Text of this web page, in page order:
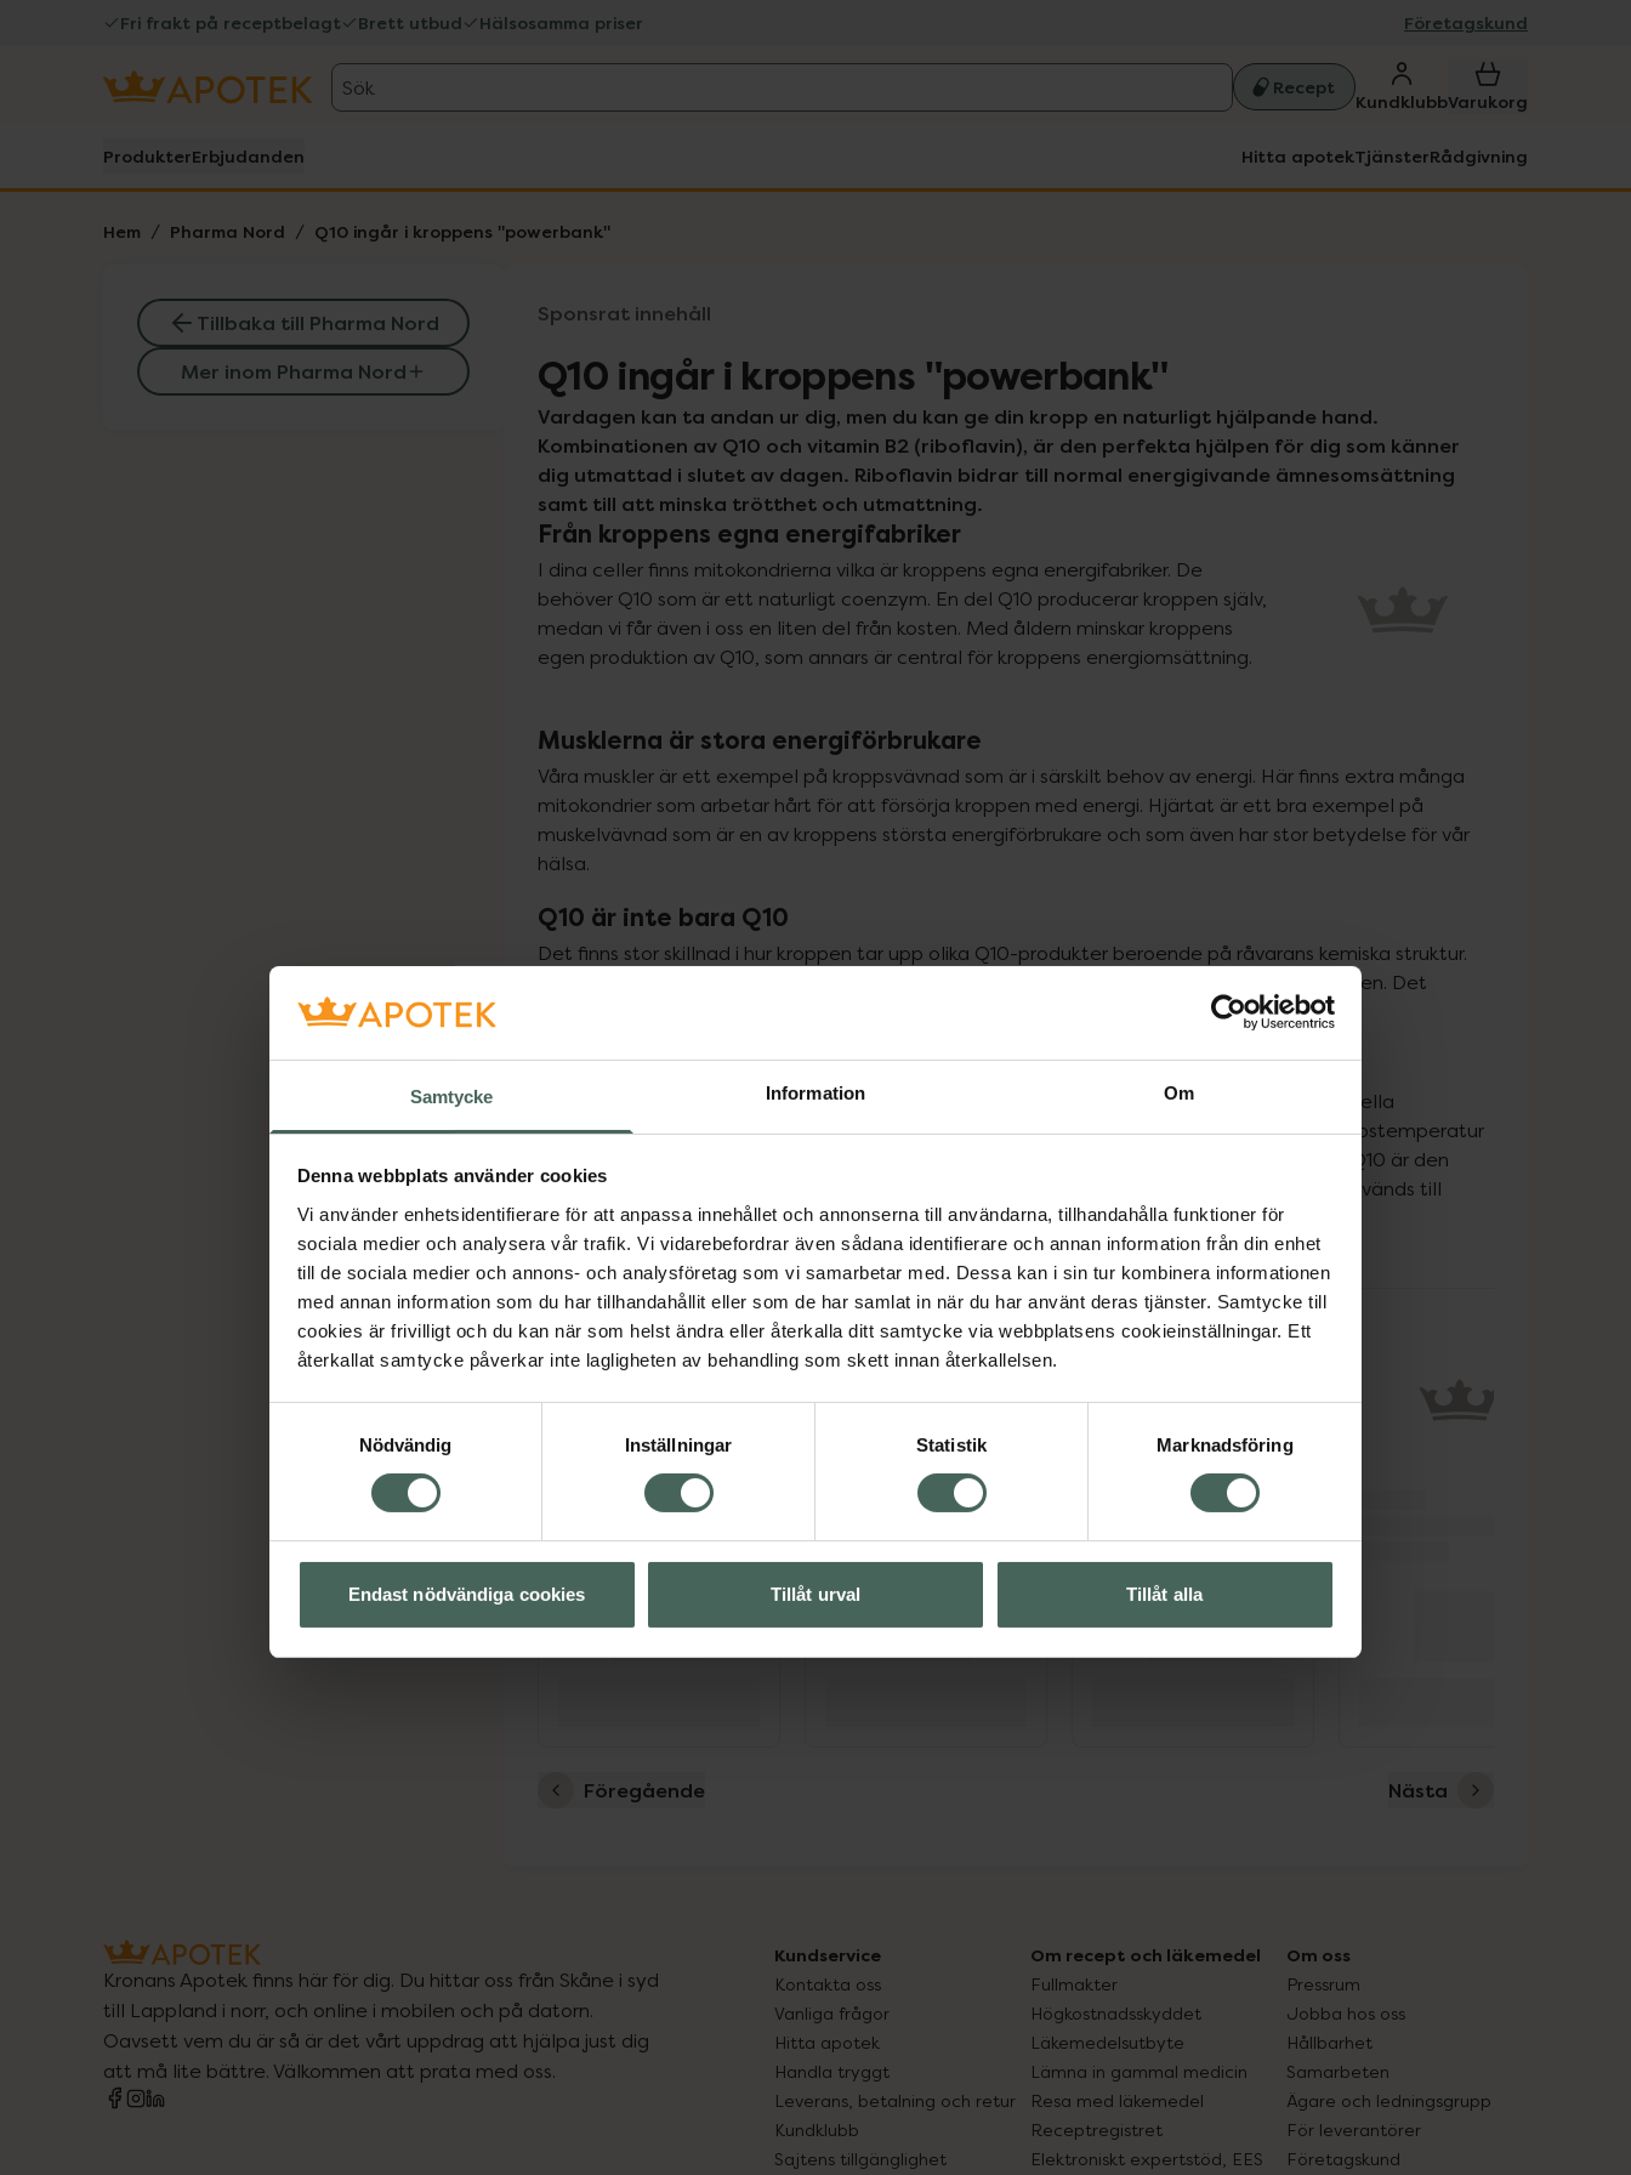
Samtycke Information Om
Denna webbplats använder cookies
Vi använder enhetsidentifierare för att anpassa innehållet och annonserna till användarna, tillhandahålla funktioner för
sociala medier och analysera vår trafik. Vi vidarebefordrar även sådana identifierare och annan information från din enhet
till de sociala medier och annons- och analysföretag som vi samarbetar med. Dessa kan i sin tur kombinera informationen
med annan information som du har tillhandahållit eller som de har samlat in när du har använt deras tjänster. Samtycke till
cookies är frivilligt och du kan när som helst ändra eller återkalla ditt samtycke via webbplatsens cookieinställningar. Ett
återkallat samtycke påverkar inte lagligheten av behandling som skett innan återkallelsen.
Nödvändig
Inställningar Statistik Marknadsföring
Endast nödvändiga cookies Tillåt urval Tillåt alla
Fri frakt på receptbelagt Brett utbud Hälsosamma priser Företagskund
Sök Recept
KundklubbVarukorg
ProdukterErbjudanden Hitta apotekTjänsterRådgivning
Hem Pharma Nord Q10 ingår i kroppens "powerbank"
Tillbaka till Pharma Nord
Mer inom Pharma Nord
Sponsrat innehåll
Q10 ingår i kroppens "powerbank"
Vardagen kan ta andan ur dig, men du kan ge din kropp en naturligt hjälpande hand.
Kombinationen av Q10 och vitamin B2 (riboflavin), är den perfekta hjälpen för dig som känner
dig utmattad i slutet av dagen. Riboflavin bidrar till normal energigivande ämnesomsättning
samt till att minska trötthet och utmattning.
Från kroppens egna energifabriker
I dina celler finns mitokondrierna vilka är kroppens egna energifabriker. De
behöver Q10 som är ett naturligt coenzym. En del Q10 producerar kroppen själv,
medan vi får även i oss en liten del från kosten. Med åldern minskar kroppens
egen produktion av Q10, som annars är central för kroppens energiomsättning.
Musklerna är stora energiförbrukare
Våra muskler är ett exempel på kroppsvävnad som är i särskilt behov av energi. Här finns extra många
mitokondrier som arbetar hårt för att försörja kroppen med energi. Hjärtat är ett bra exempel på
muskelvävnad som är en av kroppens största energiförbrukare och som även har stor betydelse för vår
hälsa.
Q10 är inte bara Q10
Det finns stor skillnad i hur kroppen tar upp olika Q10-produkter beroende på råvarans kemiska struktur.
Obehandlad Q10 är i form av hårda, fasta kristaller som inte kan passera genom tarmväggen. Det
innebär att kroppen har svårt att lösa upp och faktiskt ta upp det aktiva ämnet.
Den ursprungliga Q10-produkten
Bio-Qinon Active Q10 innehåller en högkvalitativ Q10-råvara som med Pharma Nords speciella
tillverkningsteknik omvandlats till snöflingeformade kristaller. Dessa kristaller löses vid kroppstemperatur
enkelt upp till fria Q10-molekyler som kroppen kan ta upp och använda. Bio-Qinon Active Q10 är den
ursprungliga Q10-produkten som produceras i Danmark under farmaceutisk kontroll och används till
vetenskaplig forskning.
Handla Q10:
Lista: . Innehåller 4 objekt.
Hoppa över Lista
Föregående Nästa
Kronans Apotek finns här för dig. Du hittar oss från Skåne i syd
till Lappland i norr, och online i mobilen och på datorn.
Oavsett vem du är så är det vårt uppdrag att hjälpa just dig
att må lite bättre. Välkommen att prata med oss.
Kundservice
Kontakta oss
Vanliga frågor
Hitta apotek
Handla tryggt
Leverans, betalning och retur
Kundklubb
Sajtens tillgänglighet
Om recept och läkemedel
Fullmakter
Högkostnadsskyddet
Läkemedelsutbyte
Lämna in gammal medicin
Resa med läkemedel
Receptregistret
Elektroniskt expertstöd, EES
Om oss
Pressrum
Jobba hos oss
Hållbarhet
Samarbeten
Ägare och ledningsgrupp
För leverantörer
Företagskund